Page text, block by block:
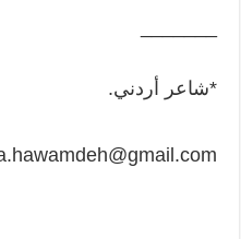
*شاعر أردني.